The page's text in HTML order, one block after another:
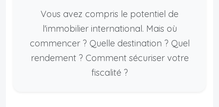
Vous avez compris le potentiel de
l'immobilier international. Mais où
commencer ? Quelle destination ? Quel
rendement ? Comment sécuriser votre
fiscalité ?